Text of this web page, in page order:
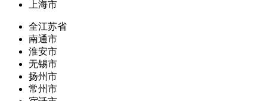
上海市
全江苏省
南通市
淮安市
无锡市
扬州市
常州市